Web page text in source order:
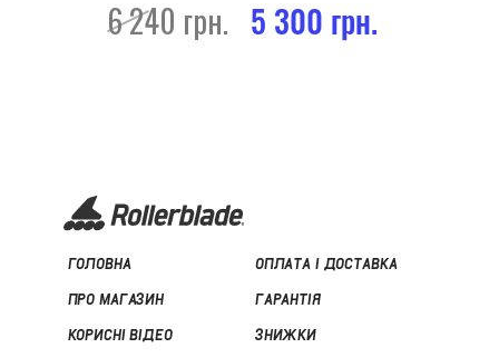
6 240 грн. 5 300 грн.
ГОЛОВНА
ПРО МАГАЗИН
КОРИСНІ ВІДЕО
ОПЛАТА І ДОСТАВКА
ГАРАНТІЯ
ЗНИЖКИ